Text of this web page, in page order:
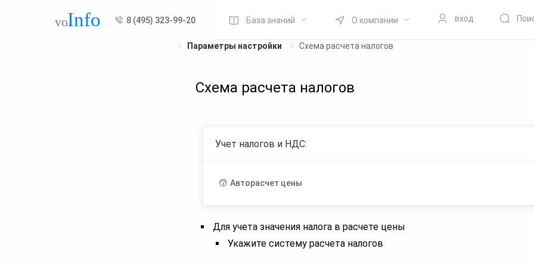
8 (495) 323-99-20 База знаний О компании вход
Параметры настройки Схема расчета налогов
Схема расчета налогов
Учет налогов и НДС:
Авторасчет цены
Для учета значения налога в расчете цены
Укажите систему расчета налогов